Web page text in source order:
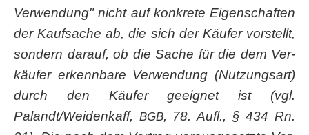
Ver­wen­dung" nicht auf kon­kre­te Eigen­schaf­ten
der Kauf­sa­che ab, die sich der Käu­fer vor­stellt,
son­dern dar­auf, ob die Sache für die dem Ver­
käu­fer erkenn­ba­re Ver­wen­dung (Nut­zungs­art)
durch den Käu­fer geeig­net ist (vgl.
Palandt/Weidenkaff, BGB, 78. Aufl., § 434 Rn.